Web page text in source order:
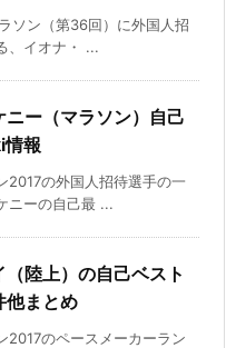
ソン（第36回）に外国人招
、イオナ・ ...
ー（マラソン）自己
報
2017の外国人招待選手の一
ニーの自己最 ...
陸上）の自己ベスト
他まとめ
2017のペースメーカーラン